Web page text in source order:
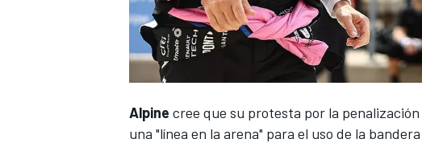
Alpine cree que su protesta por la
una "línea en la arena" para el uso de la